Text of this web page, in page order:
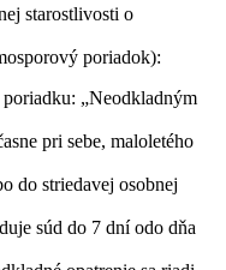
starostlivosti o
poriadok):
„Neodkladným
pri sebe, maloletého
do striedavej osobnej
súd do 7 dní odo dňa